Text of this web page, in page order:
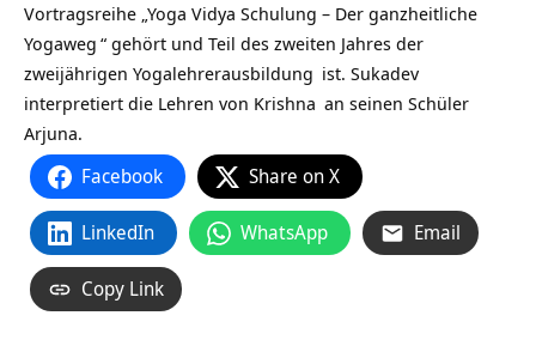
Vortragsreihe „Yoga Vidya Schulung – Der ganzheitliche
Yogaweg “ gehört und Teil des zweiten Jahres der
zweijährigen Yogalehrerausbildung ist. Sukadev
interpretiert die Lehren von Krishna an seinen Schüler
Arjuna.
Facebook Share on X
LinkedIn WhatsApp Email
Copy Link